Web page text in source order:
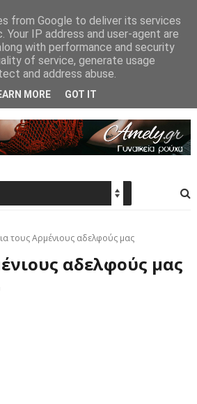
τους Αρμένιους αδελφούς μας
αδελφούς μας
from Google to deliver its services
Your IP address and user-agent are
with performance and security
of service, generate usage
and address abuse.
MORE GOT IT